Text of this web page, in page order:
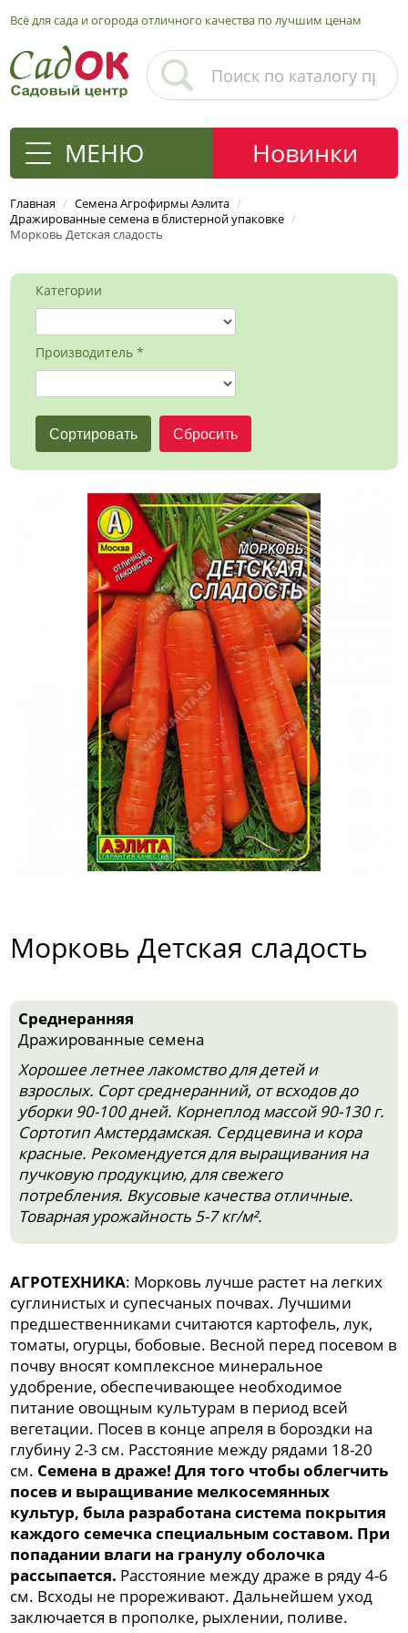
Всё для сада и огорода отличного качества по лучшим ценам
МЕНЮ Новинки
Главная / Семена Агрофирмы Аэлита /
Дражированные семена в блистерной упаковке /
Морковь Детская сладость
Категории
Производитель *
Морковь Детская сладость
Среднеранняя
Дражированные семена
Хорошее летнее лакомство для детей и
взрослых. Сорт среднеранний, от всходов до
уборки 90-100 дней. Корнеплод массой 90-130 г.
Сортотип Амстердамская. Сердцевина и кора
красные. Рекомендуется для выращивания на
пучковую продукцию, для свежего
потребления. Вкусовые качества отличные.
Товарная урожайность 5-7 кг/м².
АГРОТЕХНИКА: Морковь лучше растет на легких
суглинистых и супесчаных почвах. Лучшими
предшественниками считаются картофель, лук,
томаты, огурцы, бобовые. Весной перед посевом в
почву вносят комплексное минеральное
удобрение, обеспечивающее необходимое
питание овощным культурам в период всей
вегетации. Посев в конце апреля в бороздки на
глубину 2-3 см. Расстояние между рядами 18-20
см. Семена в драже! Для того чтобы облегчить
посев и выращивание мелкосемянных
культур, была разработана система покрытия
каждого семечка специальным составом. При
попадании влаги на гранулу оболочка
рассыпается. Расстояние между драже в ряду 4-6
см. Всходы не прореживают. Дальнейшем уход
заключается в прополке, рыхлении, поливе.